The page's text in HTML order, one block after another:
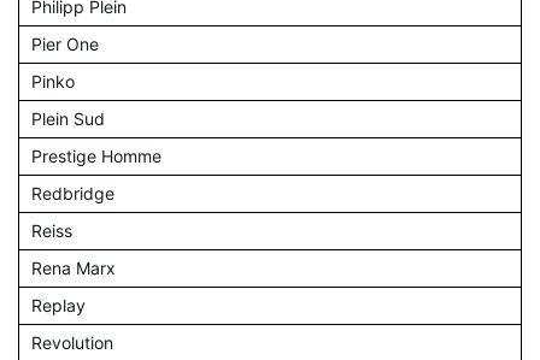
Philipp Plein
Pier One
Pinko
Plein Sud
Prestige Homme
Redbridge
Reiss
Rena Marx
Replay
Revolution